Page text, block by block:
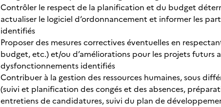
Contrôler le respect de la planification et du budget
actualiser le logiciel d‘ordonnancement et informer les
identifiés
Proposer des mesures correctives éventuelles en
budget, etc.) et/ou d’améliorations pour les projets futurs
dysfonctionnements identifiés
Contribuer à la gestion des ressources humaines, sous
(suivi et planification des congés et des absences,
entretiens de candidatures, suivi du plan de